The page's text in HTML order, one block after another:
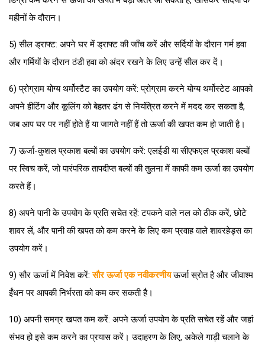
महीनों के दौरान।
5) सील ड्राफ्ट: अपने घर में ड्राफ्ट की जाँच करें और सर्दियों के दौरान गर्म हवा
और गर्मियों के दौरान ठंडी हवा को अंदर रखने के लिए उन्हें सील कर दें।
6) प्रोग्राम योग्य थर्मोस्टैट का उपयोग करें: प्रोग्राम करने योग्य थर्मोस्टेट आपको
अपने हीटिंग और कूलिंग को बेहतर ढंग से नियंत्रित करने में मदद कर सकता है,
जब आप घर पर नहीं होते हैं या जागते नहीं हैं तो ऊर्जा की खपत कम हो जाती है।
7) ऊर्जा-कुशल प्रकाश बल्बों का उपयोग करें: एलईडी या सीएफएल प्रकाश बल्बों
पर स्विच करें, जो पारंपरिक तापदीप्त बल्बों की तुलना में काफी कम ऊर्जा का उपयोग
करते हैं।
8) अपने पानी के उपयोग के प्रति सचेत रहें: टपकने वाले नल को ठीक करें, छोटे
शावर लें, और पानी की खपत को कम करने के लिए कम प्रवाह वाले शावरहेड्स का
उपयोग करें।
9) सौर ऊर्जा में निवेश करें: सौर ऊर्जा एक नवीकरणीय ऊर्जा स्रोत है और जीवाश्म
ईंधन पर आपकी निर्भरता को कम कर सकती है।
10) अपनी समग्र खपत कम करें: अपने ऊर्जा उपयोग के प्रति सचेत रहें और जहां
संभव हो इसे कम करने का प्रयास करें। उदाहरण के लिए, अकेले गाड़ी चलाने के